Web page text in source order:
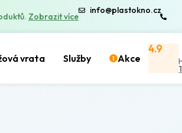
Zobrazit více
info@plastokno.cz
vrata Služby Akce
4.9